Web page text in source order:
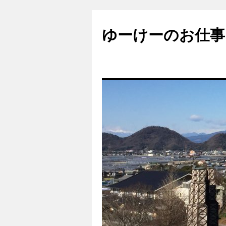
ゆーけーのお仕